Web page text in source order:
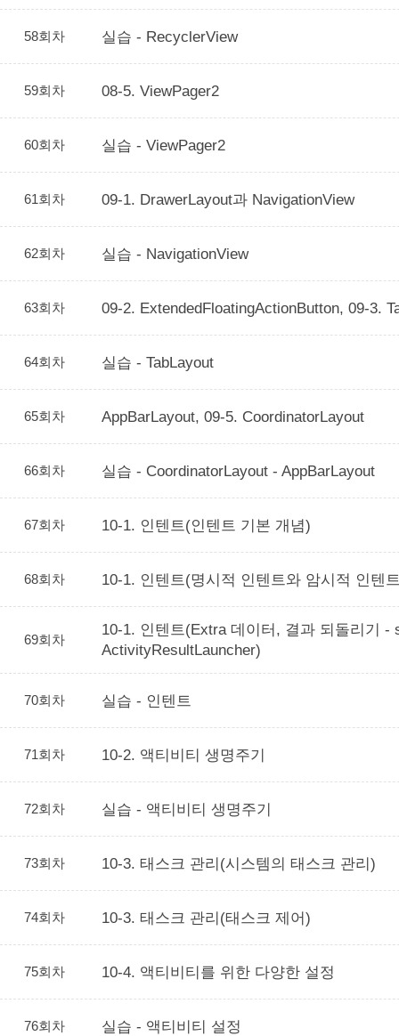
58회차 실습 - RecyclerView
59회차 08-5. ViewPager2
60회차 실습 - ViewPager2
61회차 09-1. DrawerLayout과 NavigationView
62회차 실습 - NavigationView
63회차 09-2. ExtendedFloatingActionButton, 09-3.
64회차 실습 - TabLayout
65회차 AppBarLayout, 09-5. CoordinatorLayout
66회차 실습 - CoordinatorLayout - AppBarLayout
67회차 10-1. 인텐트(인텐트 기본 개념)
68회차 10-1. 인텐트(명시적 인텐트와 암시적 인텐
69회차
10-1. 인텐트(Extra 데이터, 결과 되돌리기
ActivityResultLauncher)
70회차 실습 - 인텐트
71회차 10-2. 액티비티 생명주기
72회차 실습 - 액티비티 생명주기
73회차 10-3. 태스크 관리(시스템의 태스크 관리)
74회차 10-3. 태스크 관리(태스크 제어)
75회차 10-4. 액티비티를 위한 다양한 설정
76회차 실습 - 액티비티 설정